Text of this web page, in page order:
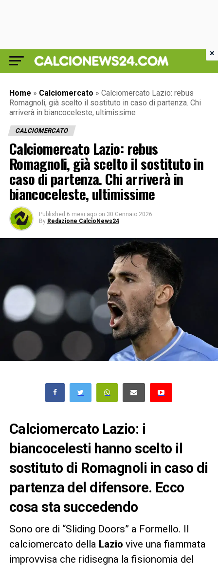
Home » Calciomercato » Calciomercato Lazio: rebus
Romagnoli, già scelto il sostituto in caso di partenza. Chi
arriverà in biancoceleste, ultimissime
CALCIOMERCATO
Calciomercato Lazio: rebus
Romagnoli, già scelto il sostituto in
caso di partenza. Chi arriverà in
biancoceleste, ultimissime
Published 6 mesi ago on 30 Gennaio 2026
By Redazione CalcioNews24
Calciomercato Lazio: i
biancocelesti hanno scelto il
sostituto di Romagnoli in caso di
partenza del difensore. Ecco
cosa sta succedendo
Sono ore di “Sliding Doors” a Formello. Il
calciomercato della Lazio vive una fiammata
improvvisa che ridisegna la fisionomia del
×